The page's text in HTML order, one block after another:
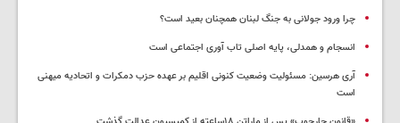
چرا ورود جولانی به جنگ لبنان همچنان بعید است؟
انسجام و همدلی، پایه اصلی تاب آوری اجتماعی است
آری هرسین: مسئولیت وضعیت کنونی اقلیم بر عهده حزب دمکرات و اتحادیه میهنی
است